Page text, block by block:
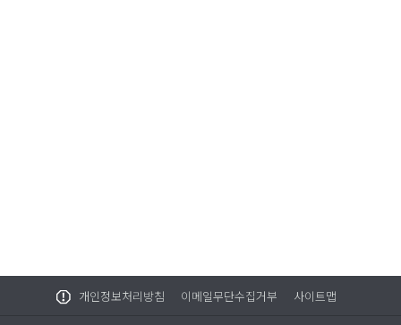
개인정보처리방침 이메일무단수집거부 사이트맵